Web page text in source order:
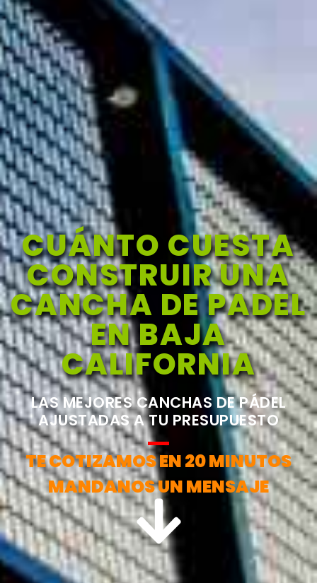
CUÁNTO CUESTA
CONSTRUIR UNA
CANCHA DE PADEL
EN BAJA
CALIFORNIA
LAS MEJORES CANCHAS DE PÁDEL
AJUSTADAS A TU PRESUPUESTO
TE COTIZAMOS EN 20 MINUTOS
MANDANOS UN MENSAJE